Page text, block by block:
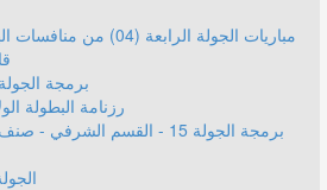
مباريات الجولة الرابعة
برمجة الجولة 03 فئة أقل من 11 سنة
رزنامة البطولة
برمجة الجولة 15 - القسم